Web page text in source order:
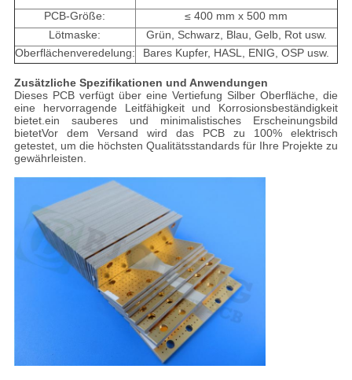
PCB-Größe:
≤ 400 mm x 500 mm
Lötmaske:
Grün, Schwarz, Blau, Gelb, Rot usw.
Oberflächenveredelung:
Bares Kupfer, HASL, ENIG, OSP usw.
Zusätzliche Spezifikationen und Anwendungen
Dieses PCB verfügt über eine Vertiefung Silber Oberfläche, die
eine hervorragende Leitfähigkeit und Korrosionsbeständigkeit
bietet.ein sauberes und minimalistisches Erscheinungsbild
bietetVor dem Versand wird das PCB zu 100% elektrisch
getestet, um die höchsten Qualitätsstandards für Ihre Projekte zu
gewährleisten.